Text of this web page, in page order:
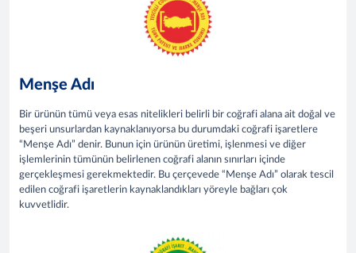
Menşe Adı
Bir ürünün tümü veya esas nitelikleri belirli bir coğrafi alana ait doğal ve
beşeri unsurlardan kaynaklanıyorsa bu durumdaki coğrafi işaretlere
“Menşe Adı” denir. Bunun için ürünün üretimi, işlenmesi ve diğer
işlemlerinin tümünün belirlenen coğrafi alanın sınırları içinde
gerçekleşmesi gerekmektedir. Bu çerçevede “Menşe Adı” olarak tescil
edilen coğrafi işaretlerin kaynaklandıkları yöreyle bağları çok
kuvvetlidir.